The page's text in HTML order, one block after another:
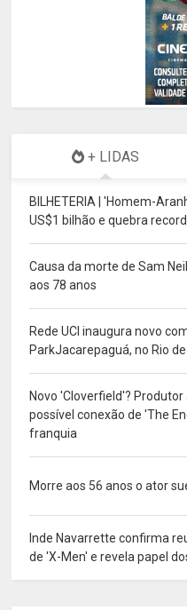
+ LIDAS
BILHETERIA | 'Homem-
US$1 bilhão e quebra
Causa da morte de Sam
aos 78 anos
Rede UCI inaugura novo
ParkJacarepaguá, no Rio
Novo 'Cloverfield'?
possível conexão de 'The
franquia
Morre aos 56 anos o ator
Inde Navarrette confirma
de 'X-Men' e revela papel